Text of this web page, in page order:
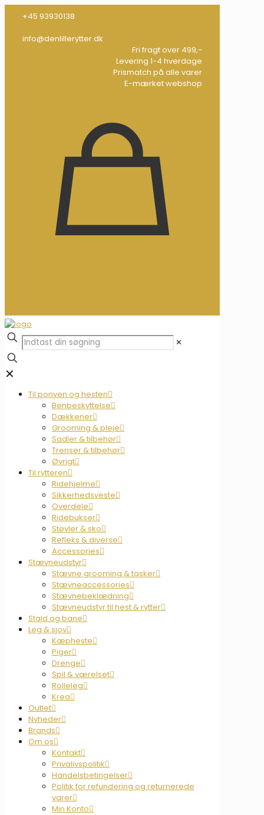
+45 93930138
info@denlillerytter.dk
Fri fragt over 499,-
Levering 1-4 hverdage
Prismatch på alle varer
E-mærket webshop
✕
✕
Til ponyen og hesten
Benbeskyttelse
Dækkener
Grooming & pleje
Sadler & tilbehør
Trenser & tilbehør
Øvrigt
Til rytteren
Ridehjelme
Sikkerhedsveste
Overdele
Ridebukser
Støvler & sko
Refleks & diverse
Accessories
Stævneudstyr
Stævne grooming & tasker
Stævneaccessories
Stævnebeklædning
Stævneudstyr til hest & rytter
Stald og bane
Leg & sjov
Kæpheste
Piger
Drenge
Spil & værelset
Rolleleg
Krea
Outlet
Nyheder
Brands
Om os
Kontakt
Privalivspolitik
Handelsbetingelser
Politik for refundering og returnerede
varer
Min Konto